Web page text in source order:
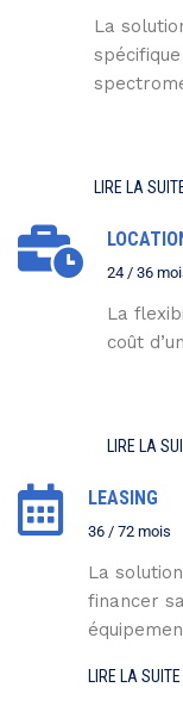
La
LIRE LA
24 / 36
La
coût
LIRE LA
LEASING
36 / 72 mois
La
financer
LIRE LA SUITE